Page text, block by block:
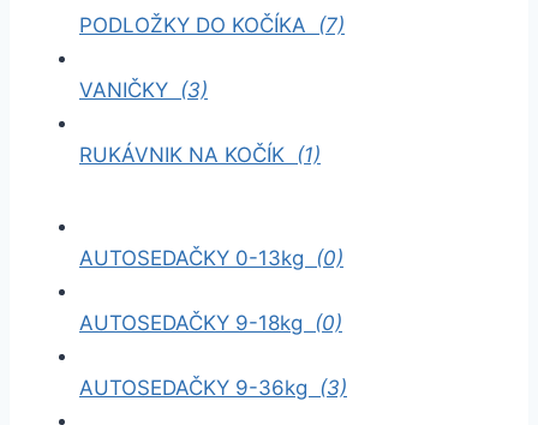
PODLOŽKY DO KOČÍKA (7)
VANIČKY (3)
RUKÁVNIK NA KOČÍK (1)
AUTOSEDAČKY 0-13kg (0)
AUTOSEDAČKY 9-18kg (0)
AUTOSEDAČKY 9-36kg (3)